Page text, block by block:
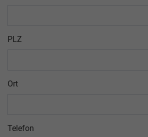
PLZ
Ort
Telefon